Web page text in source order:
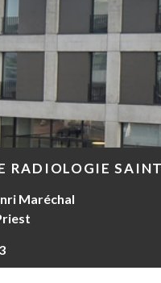
RADIOLOGIE
Maréchal